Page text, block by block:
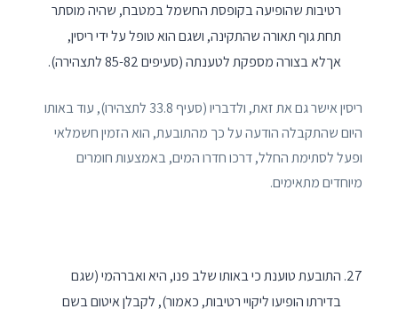
רטיבות שהופיעה בקופסת החשמל במטבח, שהיה מוסתר
תחת גוף תאורה שהתקינה, ושגם הוא טופל על ידי ריסין,
אךלא בצורה מספקת לטענתה (סעיפים 85-82 לתצהירה).
ריסין אישר גם את זאת, ולדבריו (סעיף 33.8 לתצהירו), עוד באותו
היום שהתקבלה הודעה על כך מהתובעת, הוא הזמין חשמלאי
ופעל לסתימת החלל, דרכו חדרו המים, באמצעות חומרים
מיוחדים מתאימים.
התובעת טוענת כי באותו שלב פנו, היא ואברהמי (שגם
בדירתו הופיעו ליקויי רטיבות, כאמור), לקבלן איטום בשם